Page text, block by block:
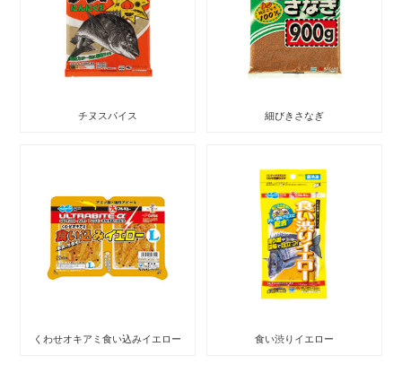
チヌスパイス 細びきさなぎ
くわせオキアミ食い込みイエロー 食い渋りイエロー